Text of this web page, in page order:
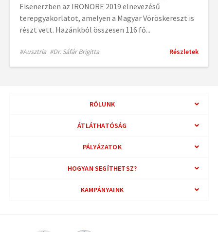
Eisenerzben az IRONORE 2019 elnevezésű
terepgyakorlatot, amelyen a Magyar Vöröskereszt is
részt vett. Hazánkból összesen 116 fő...
#Ausztria #Dr. Sáfár Brigitta Részletek
RÓLUNK
ÁTLÁTHATÓSÁG
PÁLYÁZATOK
HOGYAN SEGÍTHETSZ?
KAMPÁNYAINK